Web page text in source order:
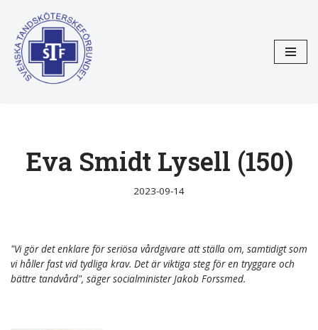
Hoppa
till
innehåll
Eva Smidt Lysell (150)
2023-09-14
"Vi gör det enklare för seriösa vårdgivare att ställa om, samtidigt som
vi håller fast vid tydliga krav. Det är viktiga steg för en tryggare och
bättre tandvård", säger socialminister Jakob Forssmed.